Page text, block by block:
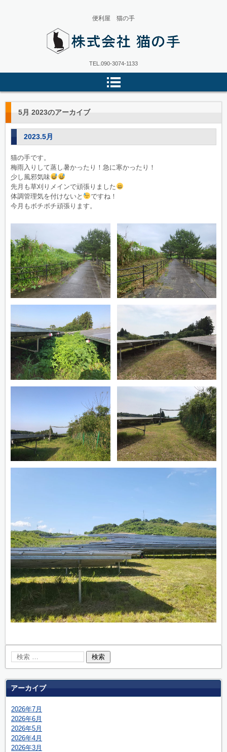
株式会社猫の手
便利屋 猫の手
TEL. 090-3074-1133
5月 2023のアーカイブ
2023.5月
猫の手です。
梅雨入りして蒸し暑かったり！急に寒かったり！
少し風邪気味
先月も草刈りメインで頑張りました
体調管理気を付けないと
ですね！
今月もボチボチ頑張ります。
アーカイブ
2026年7月
2026年6月
2026年5月
2026年4月
2026年3月